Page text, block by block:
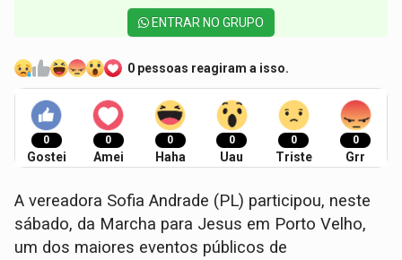
ENTRAR NO GRUPO
0 pessoas reagiram a isso.
0
Gostei
0
Amei
0
Haha
0
Uau
0
Triste
0
Grr
A vereadora Sofia Andrade (PL) participou, neste
sábado, da Marcha para Jesus em Porto Velho,
um dos maiores eventos públicos de